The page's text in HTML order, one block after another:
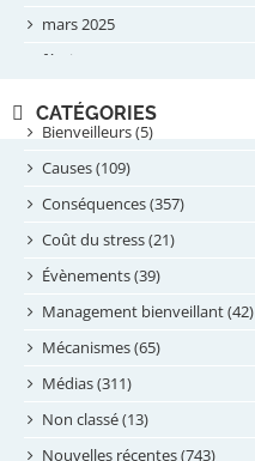
mars 2025
février 2025
septembre 2024
août 2024
juillet 2024
juin 2024
mai 2024
avril 2024
février 2024
janvier 2024
novembre 2023
octobre 2023
CATÉGORIES
Bienveilleurs (5)
Causes (109)
Conséquences (357)
Coût du stress (21)
Évènements (39)
Management bienveillant (42)
Mécanismes (65)
Médias (311)
Non classé (13)
Nouvelles récentes (743)